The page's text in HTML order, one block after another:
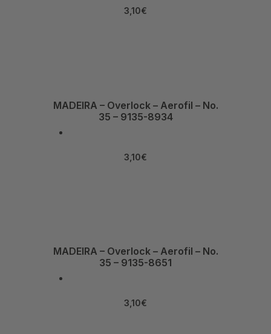
3,10€
MADEIRA – Overlock – Aerofil – No.
35 – 9135-8934
3,10€
MADEIRA – Overlock – Aerofil – No.
35 – 9135-8651
3,10€